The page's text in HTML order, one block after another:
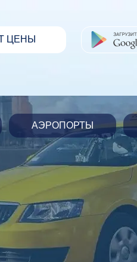
ЦЕНЫ
АЭРОПОРТЫ